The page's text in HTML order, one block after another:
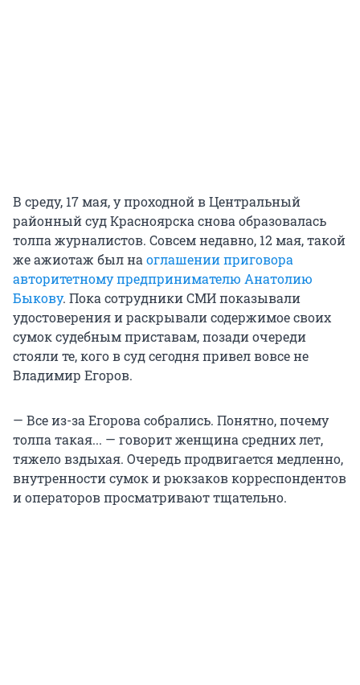
В среду, 17 мая, у проходной в Центральный
районный суд Красноярска снова образовалась
толпа журналистов. Совсем недавно, 12 мая, такой
же ажиотаж был наоглашении приговора
авторитетному предпринимателю Анатолию
Быкову. Пока сотрудники СМИ показывали
удостоверения и раскрывали содержимое своих
сумок судебным приставам, позади очереди
стояли те, кого в суд сегодня привел вовсе не
Владимир Егоров.
— Все из-за Егорова собрались. Понятно, почему
толпа такая... — говорит женщина средних лет,
тяжело вздыхая. Очередь продвигается медленно,
внутренности сумок и рюкзаков корреспондентов
и операторов просматривают тщательно.